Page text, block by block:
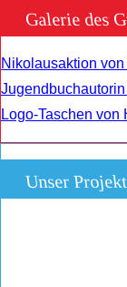
Galerie des
Nikolausaktion
Logo-Taschen von
Unser